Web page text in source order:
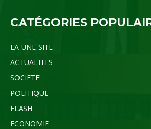
CATÉGORIES
LA UNE SITE
ACTUALITES
SOCIETE
POLITIQUE
FLASH
ECONOMIE